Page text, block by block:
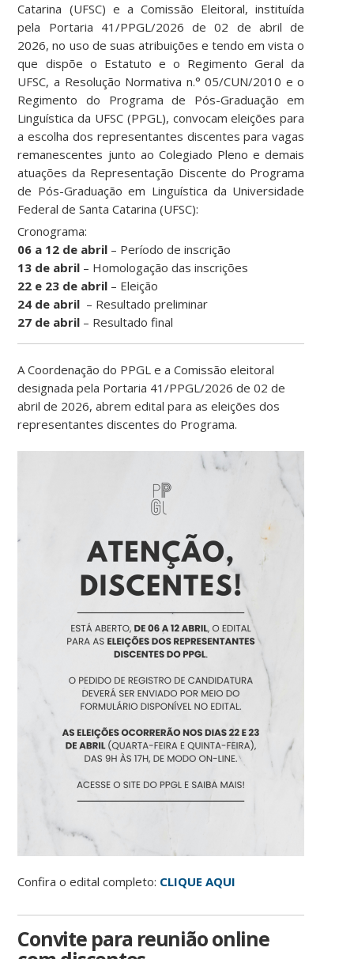
Catarina (UFSC) e a Comissão Eleitoral, instituída
pela Portaria 41/PPGL/2026 de 02 de abril de
2026, no uso de suas atribuições e tendo em vista o
que dispõe o Estatuto e o Regimento Geral da
UFSC, a Resolução Normativa n.° 05/CUN/2010 e o
Regimento do Programa de Pós-Graduação em
Linguística da UFSC (PPGL), convocam eleições para
a escolha dos representantes discentes para vagas
remanescentes junto ao Colegiado Pleno e demais
atuações da Representação Discente do Programa
de Pós-Graduação em Linguística da Universidade
Federal de Santa Catarina (UFSC):
Cronograma:
06 a 12 de abril – Período de inscrição
13 de abril – Homologação das inscrições
22 e 23 de abril – Eleição
24 de abril – Resultado preliminar
27 de abril – Resultado final
A Coordenação do PPGL e a Comissão eleitoral
designada pela Portaria 41/PPGL/2026 de 02 de
abril de 2026, abrem edital para as eleições dos
representantes discentes do Programa.
Confira o edital completo: CLIQUE AQUI
Convite para reunião online